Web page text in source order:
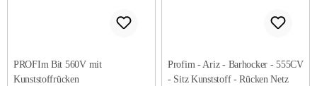
PROFIm Bit 560V mit
Kunststoffrücken
Profim - Ariz - Barhocker - 555CV
- Sitz Kunststoff - Rücken Netz